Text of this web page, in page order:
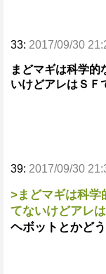
33: 2017/09/30
まどマギは科学的
いけどアレはＳＦ
39: 2017/09/30
>まどマギは科学
てないけどアレ
ヘボットとかど